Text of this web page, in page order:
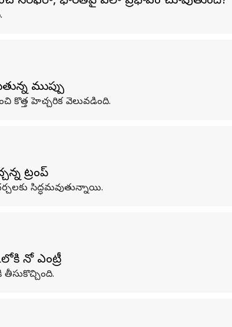
ముప్పు
కొత్త హెచ్చరిక వెలువడింది.
ట్రంప్
సిద్ధమవుతున్నాయి.
నో ఎంట్రీ